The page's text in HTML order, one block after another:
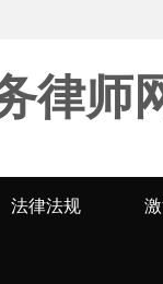
律师
法律法规